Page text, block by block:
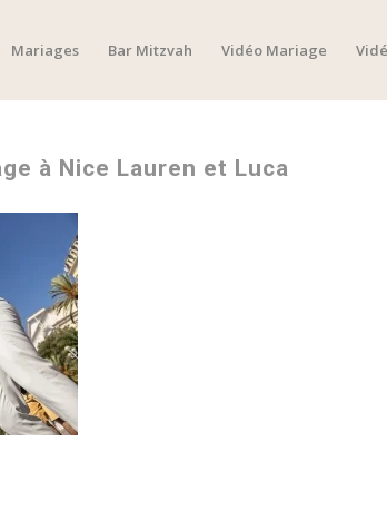
Mariages Bar Mitzvah Vidéo Mariage
à Nice Lauren et Luca